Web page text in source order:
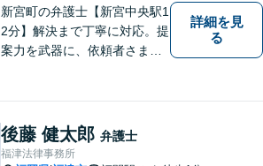
新宮町の弁護士【新宮中央駅1
2分】解決まで丁寧に対応。提
案力を武器に、依頼者さまの
貞慰謝料請求のご相談はお任
せください【夜間／休日相談
詳細を見
る
後藤 健太郎 弁護士
福津法律事務所